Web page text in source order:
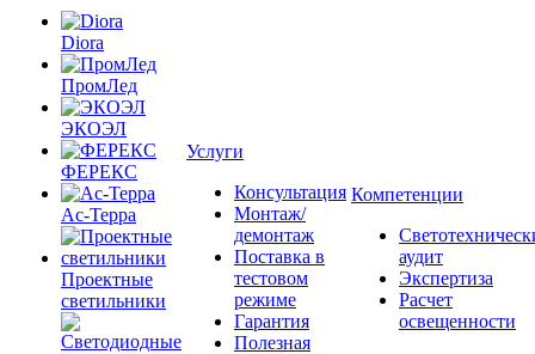
Diora
ПромЛед
ЭКОЭЛ
ФЕРЕКС
Ас-Терра
Проектные
светильники
Услуги
Консультация
Монтаж/
демонтаж
Поставка в
тестовом
режиме
Гарантия
Полезная
Компетенции
аудит
Экспертиза
Расчет
освещенности